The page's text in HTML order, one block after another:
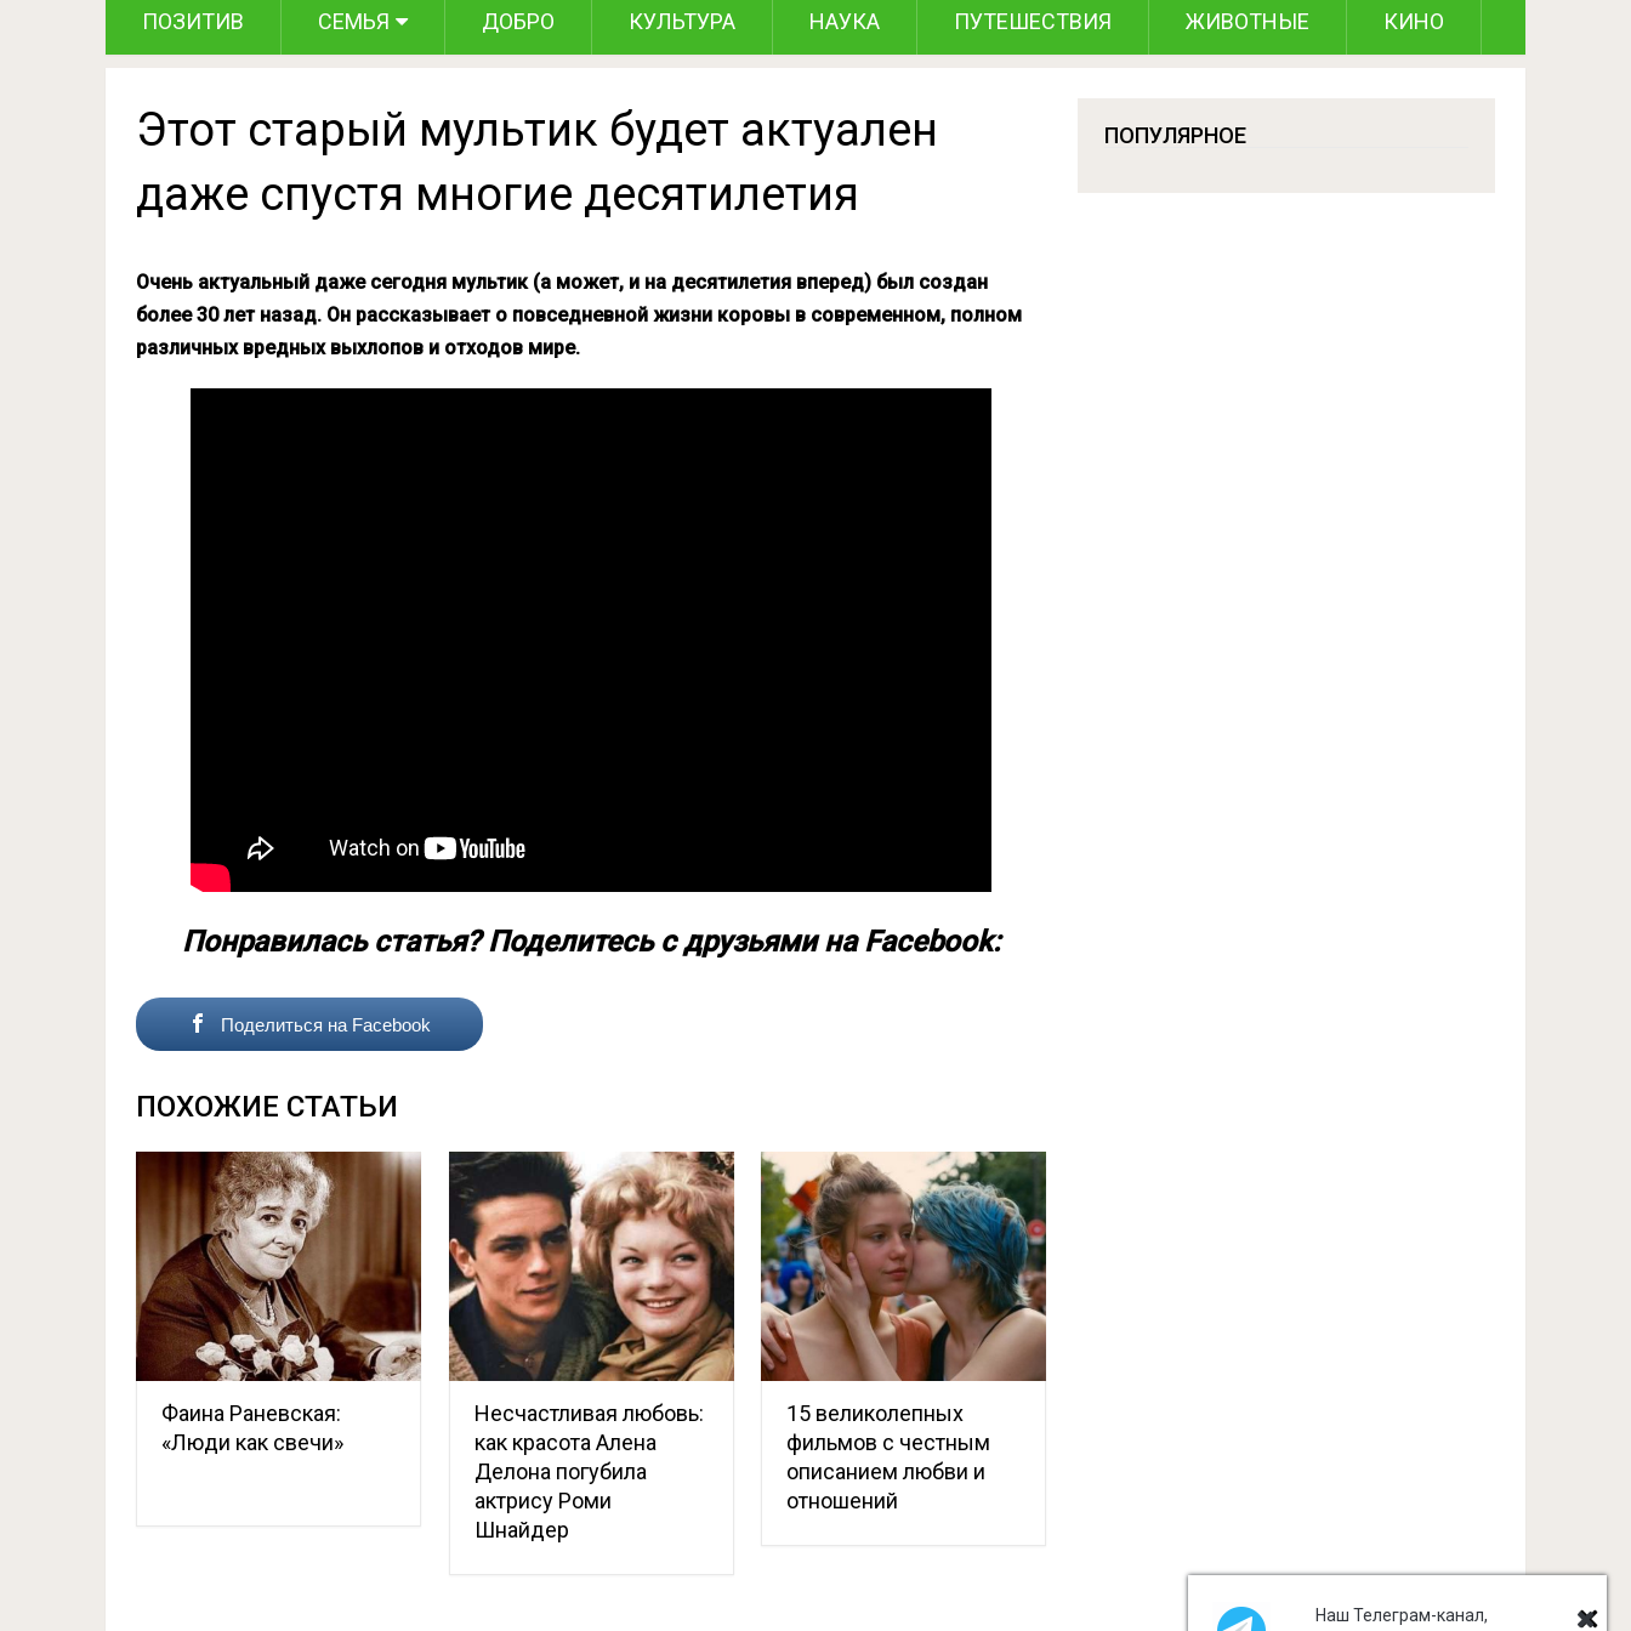
ПОЗИТИВ СЕМЬЯ ДОБРО КУЛЬТУРА НАУКА ПУТЕШЕСТВИЯ ЖИВОТНЫЕ КИНО
Этот старый мультик будет актуален
даже спустя многие десятилетия
Очень актуальный даже сегодня мультик (а может, и на десятилетия вперед) был создан
более 30 лет назад. Он рассказывает о повседневной жизни коровы в современном, полном
различных вредных выхлопов и отходов мире.
Понравилась статья? Поделитесь с друзьями на Facebook:
Поделиться на Facebook
ПОХОЖИЕ СТАТЬИ
Фаина Раневская:
«Люди как свечи»
Несчастливая любовь:
как красота Алена
Делона погубила
актрису Роми
Шнайдер
15 великолепных
фильмов с честным
описанием любви и
отношений
ПОПУЛЯРНОЕ
Наш Телеграм-канал,